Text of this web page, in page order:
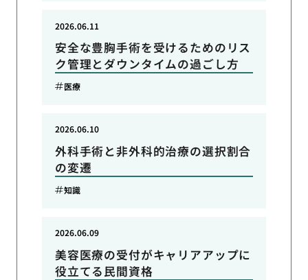
安全な豊胸手術を受けるためのリス
ク管理とダウンタイムの過ごし方
2026.06.11
医療
外科手術と非外科的治療の選択割合
の変遷
2026.06.10
知識
美容医療の受付がキャリアアップに
役立てる民間資格
2026.06.09